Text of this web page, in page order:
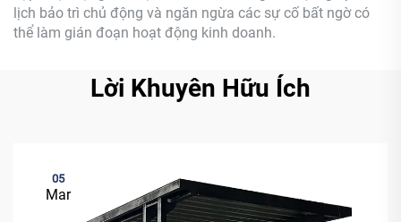
lịch bảo trì chủ động và ngăn ngừa các sự cố bất ngờ có
thể làm gián đoạn hoạt động kinh doanh.
Lời Khuyên Hữu Ích
05
Mar